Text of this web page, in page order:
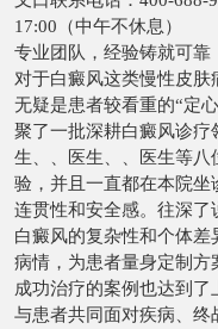
17:00（中午不休息）
专业团队，经验铸就可靠
对于白癜风这类慢性皮肤
无疑是患者较看重的“定
聚了一批深耕白癜风诊疗
生、、医生、、医生等
验，并且一直都在本院
连贯性和安全感。往深
白癜风的复杂性和个体
病情，为患者量身定制
成功治疗的案例也达到
与患者共同面对疾病、